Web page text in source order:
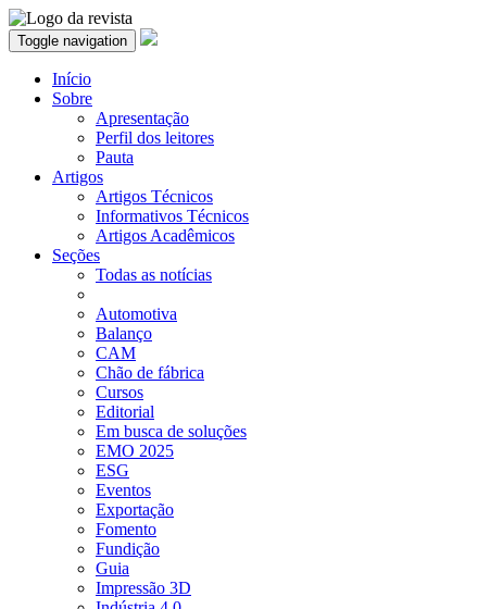
Toggle navigation
Início
Sobre
Apresentação
Perfil dos leitores
Pauta
Artigos
Artigos Técnicos
Informativos Técnicos
Artigos Acadêmicos
Seções
Todas as notícias
Automotiva
Balanço
CAM
Chão de fábrica
Cursos
Editorial
Em busca de soluções
EMO 2025
ESG
Eventos
Exportação
Fomento
Fundição
Guia
Impressão 3D